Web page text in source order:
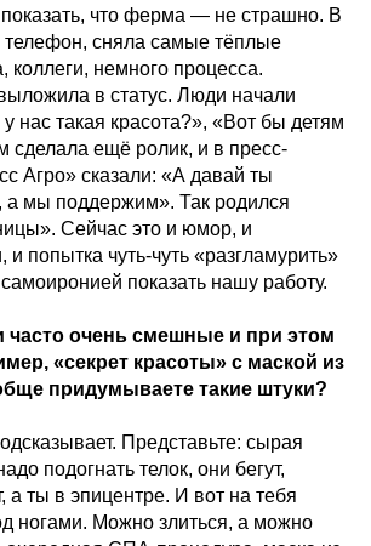
что ферма — не страшно. В
телефон, сняла самые тёплые
коллеги, немного процесса.
в статус. Люди начали
у нас такая красота?», «Вот бы детям
сделала ещё ролик, и в пресс-
Агро» сказали: «А давай ты
а мы поддержим». Так родился
Сейчас это и юмор, и
попытка чуть‑чуть «разгламурить»
показать нашу работу.
очень смешные и при этом
«секрет красоты» с маской из
придумываете такие штуки?
Представьте: сырая
подогнать телок, они бегут,
а ты в эпицентре. И вот на тебя
ногами. Можно злиться, а можно